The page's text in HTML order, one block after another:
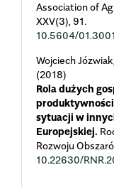
Association of
XXV(3), 91.
10.5604/
Wojciech
(2018)
Rola dużych
sytuacji w
Europejskiej.
Rozwoju
10.22630/